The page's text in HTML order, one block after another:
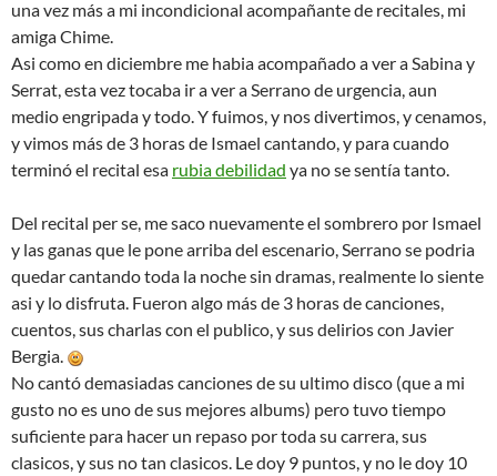
una vez más a mi incondicional acompañante de recitales, mi
amiga Chime.
Asi como en diciembre me habia acompañado a ver a Sabina y
Serrat, esta vez tocaba ir a ver a Serrano de urgencia, aun
medio engripada y todo. Y fuimos, y nos divertimos, y cenamos,
y vimos más de 3 horas de Ismael cantando, y para cuando
terminó el recital esa rubia debilidad ya no se sentía tanto.
Del recital per se, me saco nuevamente el sombrero por Ismael
y las ganas que le pone arriba del escenario, Serrano se podria
quedar cantando toda la noche sin dramas, realmente lo siente
asi y lo disfruta. Fueron algo más de 3 horas de canciones,
cuentos, sus charlas con el publico, y sus delirios con Javier
Bergia.
No cantó demasiadas canciones de su ultimo disco (que a mi
gusto no es uno de sus mejores albums) pero tuvo tiempo
suficiente para hacer un repaso por toda su carrera, sus
clasicos, y sus no tan clasicos. Le doy 9 puntos, y no le doy 10